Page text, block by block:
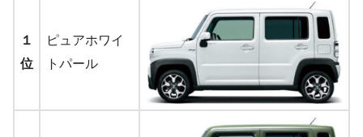
１
位
ピュアホワイ
トパール